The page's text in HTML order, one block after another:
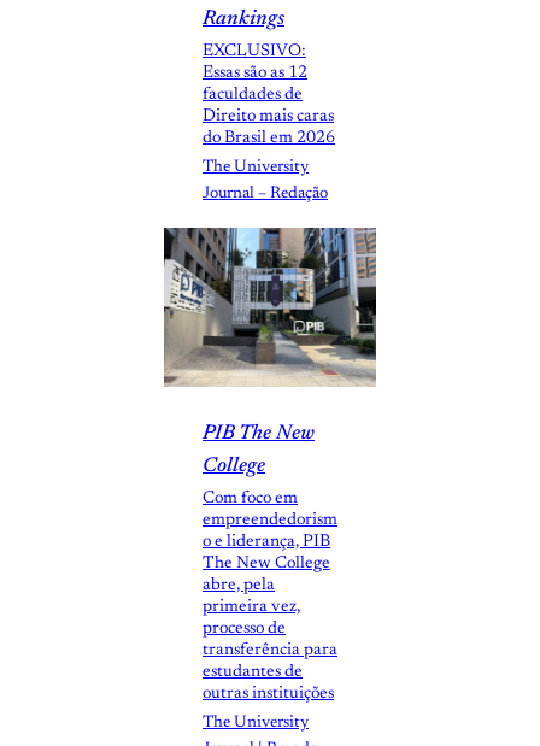
Rankings
EXCLUSIVO:
Essas são as 12
faculdades de
Direito mais caras
do Brasil em 2026
The University
Journal – Redação
PIB The New
College
Com foco em
empreendedorism
o e liderança, PIB
The New College
abre, pela
primeira vez,
processo de
transferência para
estudantes de
outras instituições
The University